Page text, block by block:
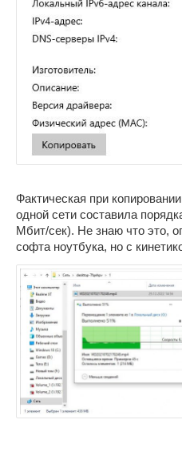
Фактическая при
одной сети составила
Мбит/сек). Не знаю что это,
софта ноутбука, но с